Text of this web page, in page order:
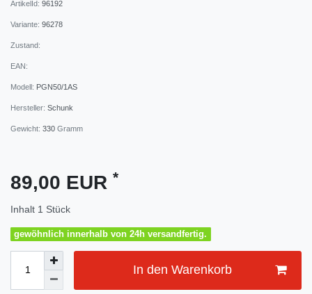
ArtikelId: 96192
Variante: 96278
Zustand:
EAN:
Modell: PGN50/1AS
Hersteller: Schunk
Gewicht: 330 Gramm
89,00 EUR *
Inhalt 1 Stück
gewöhnlich innerhalb von 24h versandfertig.
In den Warenkorb